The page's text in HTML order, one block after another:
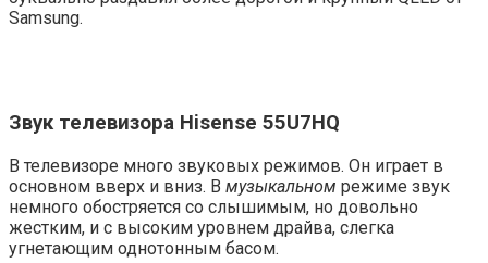
Samsung.
Звук телевизора Hisense 55U7HQ
В телевизоре много звуковых режимов. Он играет в
основном вверх и вниз. В музыкальном режиме звук
немного обостряется со слышимым, но довольно
жестким, и с высоким уровнем драйва, слегка
угнетающим однотонным басом.